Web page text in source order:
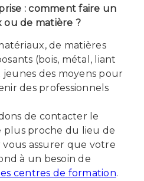
: comment faire un
ou de matière ?
de matières
(bois, métal, liant
des moyens pour
des professionnels
de contacter le
proche du lieu de
assurer que votre
à un besoin de
centres de formation.